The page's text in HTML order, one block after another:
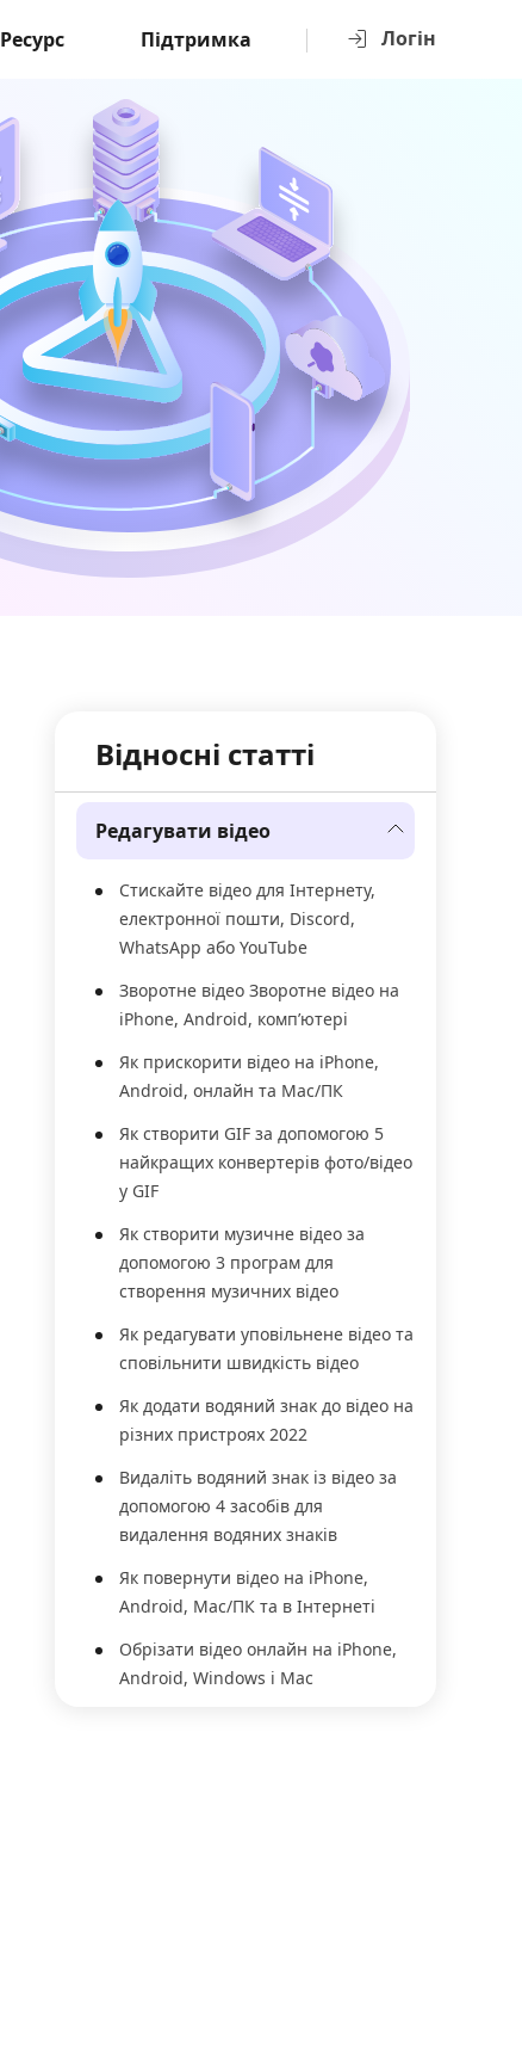
Логін
Ресурс Підтримка
Відносні статті
Редагувати відео
Стискайте відео для Інтернету,
електронної пошти, Discord,
WhatsApp або YouTube
Зворотне відео Зворотне відео на
iPhone, Android, комп’ютері
Як прискорити відео на iPhone,
Android, онлайн та Mac/ПК
Як створити GIF за допомогою 5
найкращих конвертерів фото/відео
у GIF
Як створити музичне відео за
допомогою 3 програм для
створення музичних відео
Як редагувати уповільнене відео та
сповільнити швидкість відео
Як додати водяний знак до відео на
різних пристроях 2022
Видаліть водяний знак із відео за
допомогою 4 засобів для
видалення водяних знаків
Як повернути відео на iPhone,
Android, Mac/ПК та в Інтернеті
Обрізати відео онлайн на iPhone,
Android, Windows і Mac